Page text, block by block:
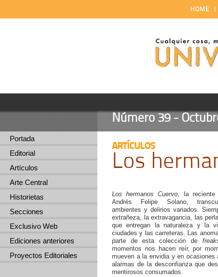
HOME
Número 39 -
Portada
Editorial
Artículos
Arte Central
Historietas
Secciones
Exclusivo Web
Ediciones anteriores
Proyectos Editoriales
ARTÍCULOS
Los
Los hermanos Cuervo, la reciente
Andrés Felipe Solano,
ambientes y delirios variados.
extrañeza, la extravagancia, las
que entregan la naturaleza y la
ciudades y las carreteras. Las
parte de esta colección de
momentos nos hacen reír, por
mueven a la envidia y en ocasiones
alarmas de la desconfianza que
mentirosos consumados.